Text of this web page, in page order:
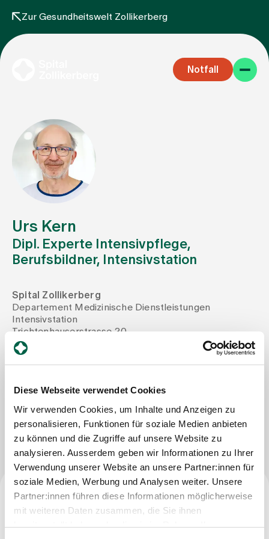
Diese Webseite verwendet Cookies
Wir verwenden Cookies, um Inhalte und Anzeigen zu
personalisieren, Funktionen für soziale Medien anbieten
zu können und die Zugriffe auf unsere Website zu
analysieren. Ausserdem geben wir Informationen zu Ihrer
Verwendung unserer Website an unsere Partner:innen für
soziale Medien, Werbung und Analysen weiter. Unsere
Partner:innen führen diese Informationen möglicherweise
mit weiteren Daten zusammen, die Sie ihnen
bereitgestellt haben oder die sie im Rahmen Ihrer
Zur Gesundheitswelt Zollikerberg
Notfall
Fachbereiche
Aufenthalt
Team
Zuweisende
Aktuelles
Jobs & Karriere
Kontakt
Blog
Urs Kern
Dipl. Experte Intensivpflege,
Berufsbildner, Intensivstation
Spital Zollikerberg
Departement Medizinische Dienstleistungen
Intensivstation
Trichtenhauserstrasse 20
8125 Zollikerberg
Tel
Nachricht schreiben
Beruf